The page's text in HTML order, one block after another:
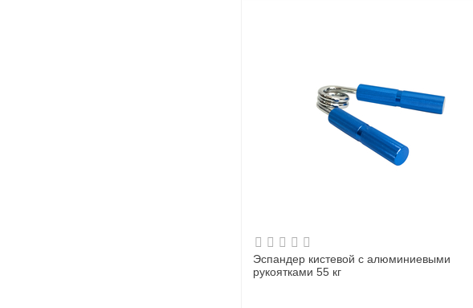
Эспандер кистевой с алюминиевыми
рукоятками 55 кг